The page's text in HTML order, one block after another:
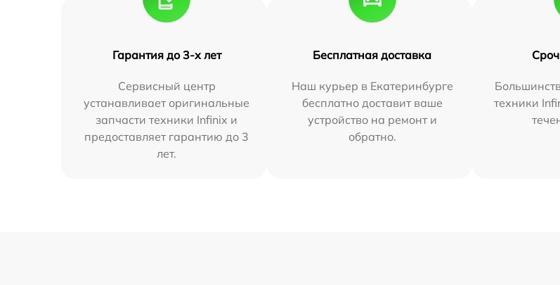
Гарантия до 3-х лет
Сервисный центр
устанавливает оригинальные
запчасти техники Infinix и
предоставляет гарантию до 3
лет.
Бесплатная доставка
Наш курьер в Екатеринбурге
бесплатно доставит ваше
устройство на ремонт и
обратно.
техники